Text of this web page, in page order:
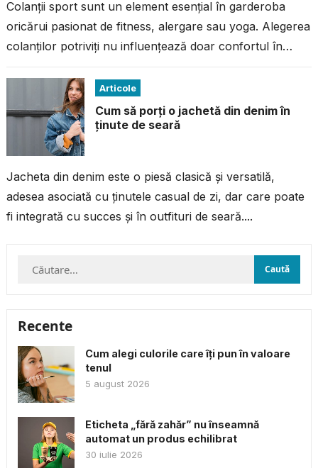
Colanții sport sunt un element esențial în garderoba
oricărui pasionat de fitness, alergare sau yoga. Alegerea
colanților potriviți nu influențează doar confortul în
Articole
Cum să porți o jachetă din denim în
ținute de seară
Jacheta din denim este o piesă clasică și versatilă,
adesea asociată cu ținutele casual de zi, dar care poate
fi integrată cu succes și în outfituri de seară....
Caută
Recente
Cum alegi culorile care îți pun în valoare
tenul
5 august 2026
Eticheta „fără zahăr” nu înseamnă
automat un produs echilibrat
30 iulie 2026